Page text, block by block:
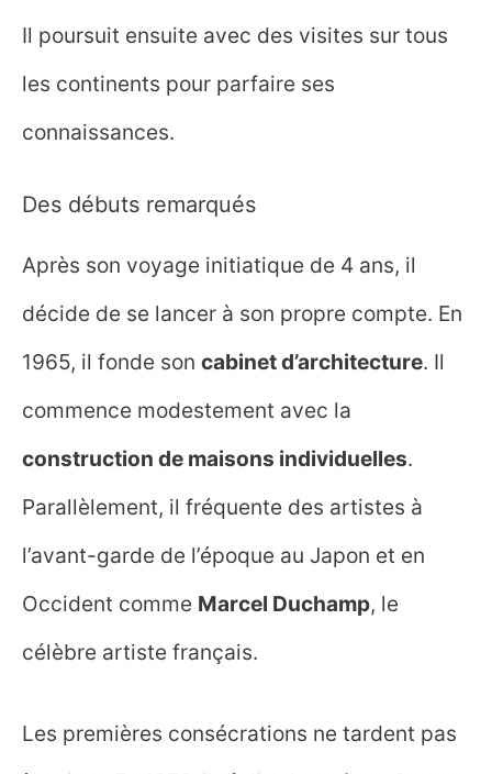
Il poursuit ensuite avec des visites sur tous
les continents pour parfaire ses
connaissances.
Des débuts remarqués
Après son voyage initiatique de 4 ans, il
décide de se lancer à son propre compte. En
1965, il fonde son cabinet d’architecture. Il
commence modestement avec la
construction de maisons individuelles.
Parallèlement, il fréquente des artistes à
l’avant-garde de l’époque au Japon et en
Occident comme Marcel Duchamp, le
célèbre artiste français.
Les premières consécrations ne tardent pas